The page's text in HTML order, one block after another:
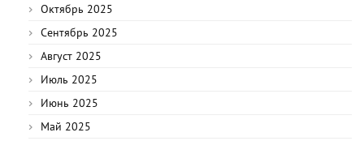
Октябрь 2025
Сентябрь 2025
Август 2025
Июль 2025
Июнь 2025
Май 2025